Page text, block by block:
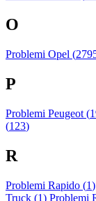
O
Problemi Opel (
P
Problemi Peugeot (
(123)
R
Problemi Rapido (1)
Truck (1) Problemi